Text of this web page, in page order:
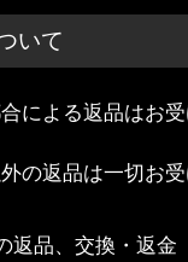
いて
による返品はお
の返品は一切お
返品、交換・返金